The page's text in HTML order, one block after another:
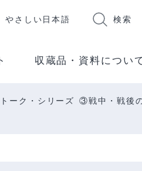
やさしい日本語 検索
収蔵品・資料につい
ーク・シリーズ ③戦中・戦後